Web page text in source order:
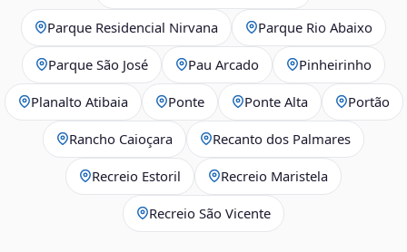
Parque Residencial Nirvana Parque Rio Abaixo
Parque São José Pau Arcado Pinheirinho
Planalto Atibaia Ponte Ponte Alta Portão
Rancho Caioçara Recanto dos Palmares
Recreio Estoril Recreio Maristela
Recreio São Vicente